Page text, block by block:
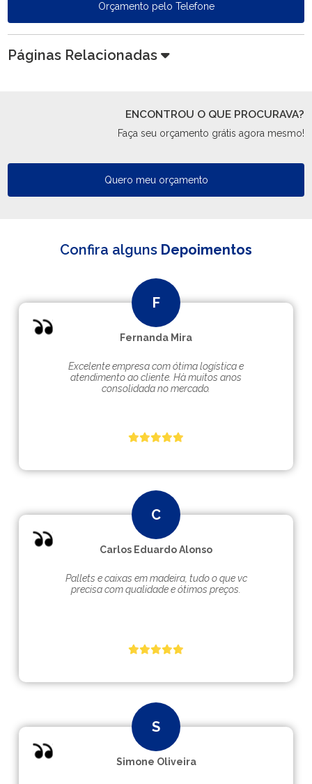
Orçamento pelo Telefone
Páginas Relacionadas
ENCONTROU O QUE PROCURAVA?
Faça seu orçamento grátis agora mesmo!
Quero meu orçamento
Confira alguns Depoimentos
Fernanda Mira
Excelente empresa com ótima logística e
atendimento ao cliente. Hà muitos anos
consolidada no mercado.
Carlos Eduardo Alonso
Pallets e caixas em madeira, tudo o que vc
precisa com qualidade e ótimos preços.
Simone Oliveira